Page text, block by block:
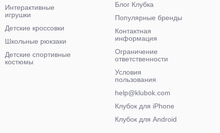
Интерактивные
игрушки
Детские кроссовки
Школьные рюкзаки
Детские спортивные
костюмы
Блог Клубка
Популярные бренды
Контактная
информация
Ограничение
ответственности
Условия
пользования
help@klubok.com
Клубок для iPhone
Клубок для Android